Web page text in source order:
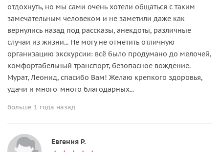
отдохнуть, но мы сами очень хотели общаться с таким
замечательным человеком и не заметили даже как
вернулись назад под рассказы, анекдоты, различные
случаи из жизни... Не могу не отметить отличную
организацию экскурсии: всё было продумано до мелочей,
комфортабельный транспорт, безопасное вождение.
Мурат, Леонид, спасибо Вам! Желаю крепкого здоровья,
удачи и много-много благодарных...
больше 1 года назад
Евгения Р.